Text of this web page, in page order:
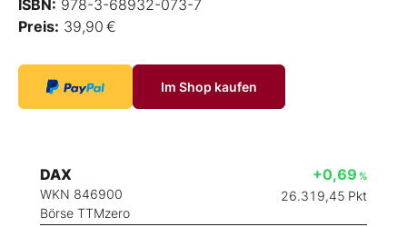
ISBN: 978-3-68932-073-7
Preis: 39,90 €
Im Shop kaufen
DAX
WKN 846900
Börse TTMzero
+0,69 %
26.319,45 Pkt